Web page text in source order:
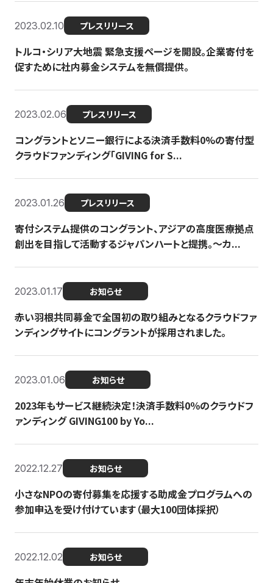
2023.02.10 プレスリリース
トルコ・シリア大地震 緊急支援ページを開設。企業寄付を
促すために社内募金システムを無償提供。
2023.02.06 プレスリリース
コングラントとソニー銀行による決済手数料0%の寄付型
クラウドファンディング「GIVING for S...
2023.01.26 プレスリリース
寄付システム提供のコングラント、アジアの高度医療拠点
創出を目指して活動するジャパンハートと提携。〜カ...
2023.01.17 お知らせ
赤い羽根共同募金で全国初の取り組みとなるクラウドファ
ンディングサイトにコングラントが採用されました。
2023.01.06 お知らせ
2023年もサービス継続決定！決済手数料0％のクラウドフ
ァンディング GIVING100 by Yo...
2022.12.27 お知らせ
小さなNPOの寄付募集を応援する助成金プログラムへの
参加申込を受け付けています（最大100団体採択）
2022.12.02 お知らせ